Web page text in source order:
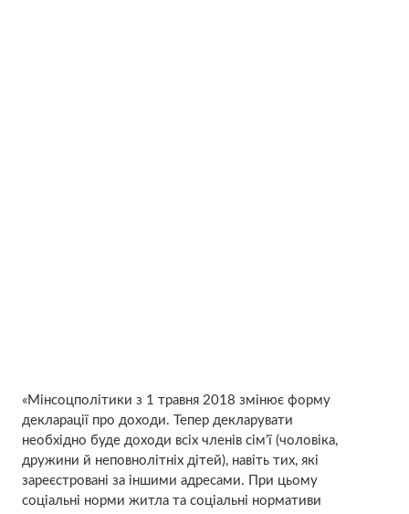
«Мінсоцполітики з 1 травня 2018 змінює форму
декларації про доходи. Тепер декларувати
необхідно буде доходи всіх членів сім’ї (чоловіка,
дружини й неповнолітніх дітей), навіть тих, які
зареєстровані за іншими адресами. При цьому
соціальні норми житла та соціальні нормативи